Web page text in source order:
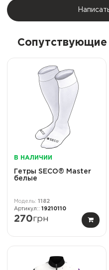
Сопутствующие
В НАЛИЧИИ
Гетры SECO® Master
белые
1182
19210110
270грн